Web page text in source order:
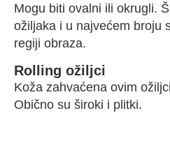
Mogu biti ovalni ili okrugli.
ožiljaka i u najvećem broju
regiji obraza.
Rolling ožiljci
Koža zahvaćena ovim
Obično su široki i plitki.